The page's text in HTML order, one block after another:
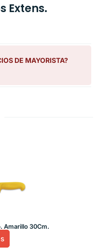
Extens.
DE MAYORISTA?
Amarillo 30Cm.